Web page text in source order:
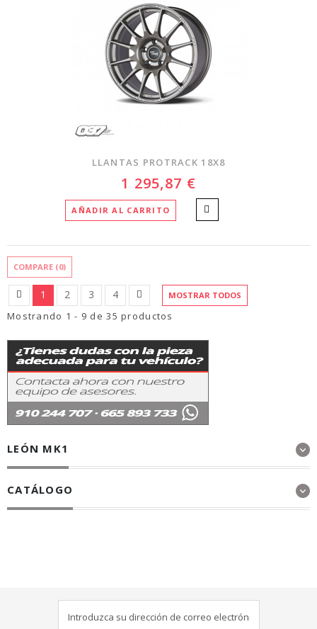
LLANTAS PROTRACK 18X8
1 295,87 €
AÑADIR AL CARRITO
COMPARE (0)
MOSTRAR TODOS
1 2 3 4
Mostrando 1 - 9 de 35 productos
LEÓN MK1
CATÁLOGO